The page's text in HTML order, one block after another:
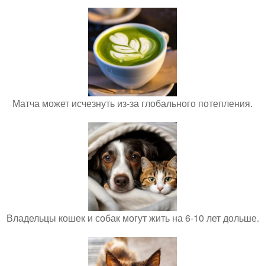
Матча может исчезнуть из-за глобального потепления.
Владельцы кошек и собак могут жить на 6-10 лет дольше.